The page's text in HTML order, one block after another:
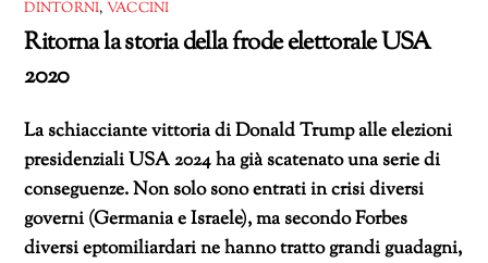
DINTORNI, VACCINI
Ritorna la storia della frode elettorale USA
2020
La schiacciante vittoria di Donald Trump alle elezioni
presidenziali USA 2024 ha già scatenato una serie di
conseguenze. Non solo sono entrati in crisi diversi
governi (Germania e Israele), ma secondo Forbes
diversi eptomiliardari ne hanno tratto grandi guadagni,